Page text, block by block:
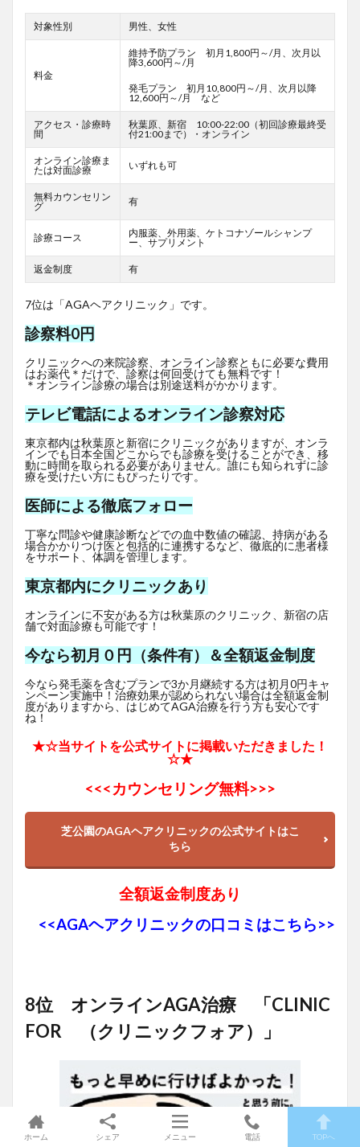
対象性別 男性、女性
料金
維持予防プラン 初月1,800円～/月、次月以
降3,600円～/月
発毛プラン 初月10,800円～/月、次月以降
12,600円～/月 など
アクセス・診療時
間
秋葉原、新宿 10:00-22:00（初回診療最終受
付21:00まで）・オンライン
オンライン診療ま
たは対面診療
いずれも可
無料カウンセリン
グ
有
診療コース
内服薬、外用薬、ケトコナゾールシャンプ
ー、サプリメント
返金制度 有
7位は「AGAヘアクリニック」です。
診察料0円
クリニックへの来院診察、オンライン診察ともに必要な費用
はお薬代＊だけで、診察は何回受けても無料です！
＊オンライン診療の場合は別途送料がかかります。
テレビ電話によるオンライン診察対応
東京都内は秋葉原と新宿にクリニックがありますが、オンラ
インでも日本全国どこからでも診療を受けることができ、移
動に時間を取られる必要がありません。誰にも知られずに診
療を受けたい方にもぴったりです。
医師による徹底フォロー
丁寧な問診や健康診断などでの血中数値の確認、持病がある
場合かかりつけ医と包括的に連携するなど、徹底的に患者様
をサポート、体調を管理します。
東京都内にクリニックあり
オンラインに不安がある方は秋葉原のクリニック、新宿の店
舗で対面診療も可能です！
今なら初月０円（条件有）＆全額返金制度
今なら発毛薬を含むプランで3か月継続する方は初月0円キャ
ンペーン実施中！治療効果が認められない場合は全額返金制
度がありますから、はじめてAGA治療を行う方も安心です
ね！
★☆当サイトを公式サイトに掲載いただきました！
☆★
<<<カウンセリング無料>>>
芝公園のAGAヘアクリニックの公式サイトはこ
ちら
全額返金制度あり
<<AGAヘアクリニックの口コミはこちら>>
8位 オンラインAGA治療 「CLINIC
FOR （クリニックフォア）」
ホーム シェア メニュー 電話 TOPへ